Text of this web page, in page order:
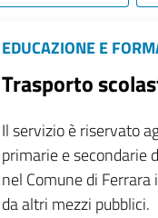
EDUCAZIONE E
Trasporto
Il servizio è riservato
primarie e secondarie
nel Comune di
da altri mezzi pubblici.